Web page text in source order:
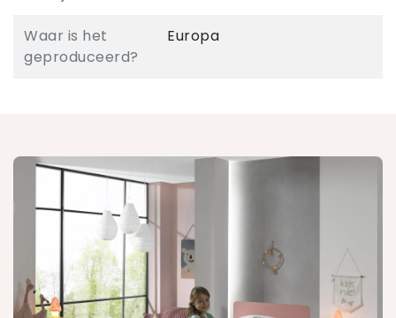
Waar is het
geproduceerd?
Europa